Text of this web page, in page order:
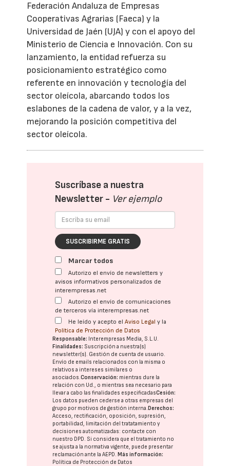
Federación Andaluza de Empresas
Cooperativas Agrarias (Faeca) y la
Universidad de Jaén (UJA) y con el apoyo del
Ministerio de Ciencia e Innovación. Con su
lanzamiento, la entidad refuerza su
posicionamiento estratégico como
referente en innovación y tecnología del
sector oleícola, abarcando todos los
eslabones de la cadena de valor, y a la vez,
mejorando la posición competitiva del
sector oleícola.
Suscríbase a nuestra
Newsletter - Ver ejemplo
SUSCRIBIRME GRATIS
Marcar todos
Autorizo el envío de newsletters y
avisos informativos personalizados de
interempresas.net
Autorizo el envío de comunicaciones
de terceros vía interempresas.net
He leído y acepto elAviso Legal y la
Política de Protección de Datos
Responsable: Interempresas Media, S.L.U.
Finalidades: Suscripción a nuestra(s)
newsletter(s). Gestión de cuenta de usuario.
Envío de emails relacionados con la misma o
relativos a intereses similares o
asociados.Conservación: mientras dure la
relación con Ud., o mientras sea necesario para
llevar a cabo las finalidades especificadasCesión:
Los datos pueden cederse a otras empresas del
grupo por motivos de gestión interna.Derechos:
Acceso, rectificación, oposición, supresión,
portabilidad, limitación del tratatamiento y
decisiones automatizadas: contacte con
nuestro DPD. Si considera que el tratamiento no
se ajusta a la normativa vigente, puede presentar
reclamación ante laAEPD.Más información:
Política de Protección de Datos